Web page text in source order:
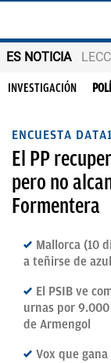
ES NOTICIA
INVESTIGACIÓN
ENCUESTA
El PP
pero no
Formentera
Mallorca (10
a teñirse de azul
El PSIB ve
urnas por
de Armengol
Vox que